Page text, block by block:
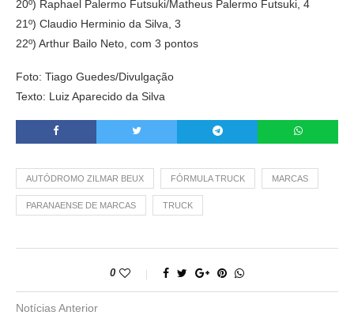
20º) Raphael Palermo Futsuki/Matheus Palermo Futsuki, 4
21º) Claudio Herminio da Silva, 3
22º) Arthur Bailo Neto, com 3 pontos
Foto: Tiago Guedes/Divulgação
Texto: Luiz Aparecido da Silva
AUTÓDROMO ZILMAR BEUX FÓRMULA TRUCK MARCAS
PARANAENSE DE MARCAS TRUCK
0
Notícias Anterior